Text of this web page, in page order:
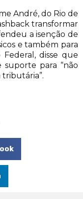
André, do Rio de
transformar
a isenção de
e também para
disse que
suporte para “não